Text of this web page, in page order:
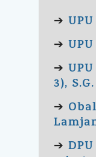
➔
➔
➔
3),
➔
➔